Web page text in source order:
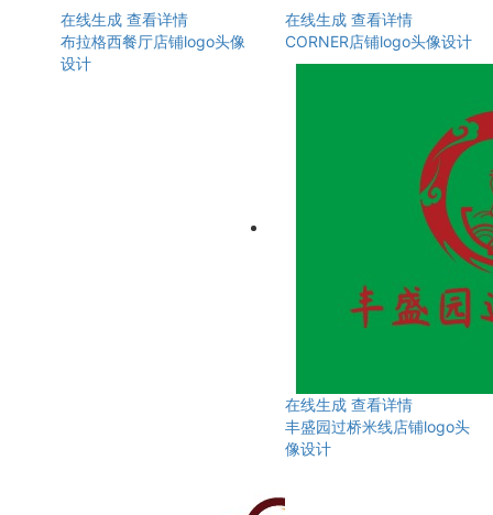
在线生成 查看详情
布拉格西餐厅店铺logo头像
设计
在线生成 查看详情
CORNER店铺logo头像设计
在线生成 查看详情
丰盛园过桥米线店铺logo头
像设计